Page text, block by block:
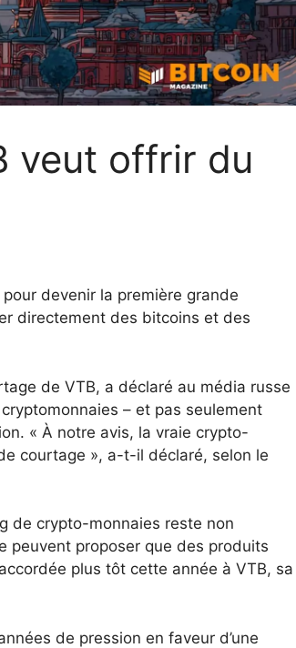
veut offrir du
devenir la première grande
directement des bitcoins et des
de VTB, a déclaré au média russe
– et pas seulement
« À notre avis, la vraie crypto-
courtage », a-t-il déclaré, selon le
de crypto-monnaies reste non
peuvent proposer que des produits
plus tôt cette année à VTB, sa
de pression en faveur d’une